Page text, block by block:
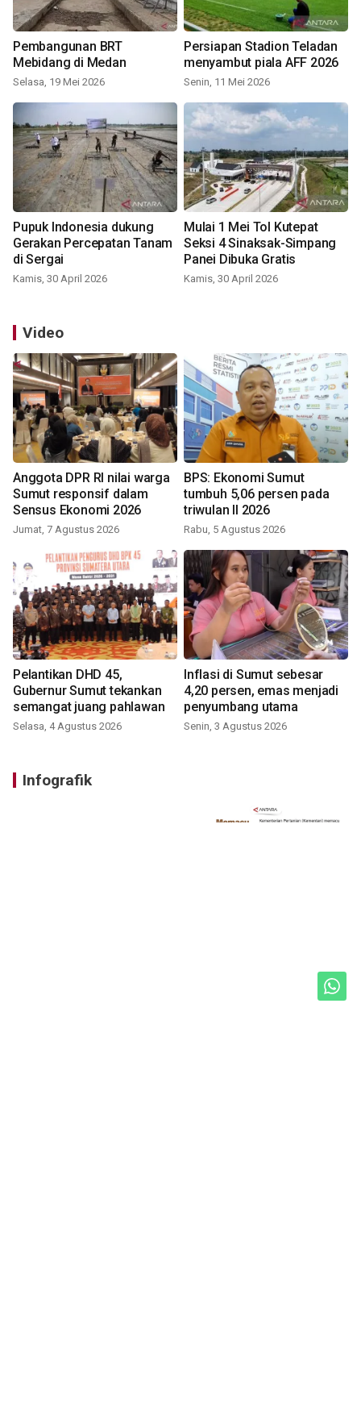
Pembangunan BRT
Mebidang di Medan
Selasa, 19 Mei 2026
Persiapan Stadion Teladan
menyambut piala AFF 2026
Senin, 11 Mei 2026
Pupuk Indonesia dukung
Gerakan Percepatan Tanam
di Sergai
Kamis, 30 April 2026
Mulai 1 Mei Tol Kutepat
Seksi 4 Sinaksak-Simpang
Panei Dibuka Gratis
Kamis, 30 April 2026
Video
Anggota DPR RI nilai warga
Sumut responsif dalam
Sensus Ekonomi 2026
Jumat, 7 Agustus 2026
BPS: Ekonomi Sumut
tumbuh 5,06 persen pada
triwulan II 2026
Rabu, 5 Agustus 2026
Pelantikan DHD 45,
Gubernur Sumut tekankan
semangat juang pahlawan
Selasa, 4 Agustus 2026
Inflasi di Sumut sebesar
4,20 persen, emas menjadi
penyumbang utama
Senin, 3 Agustus 2026
Infografik